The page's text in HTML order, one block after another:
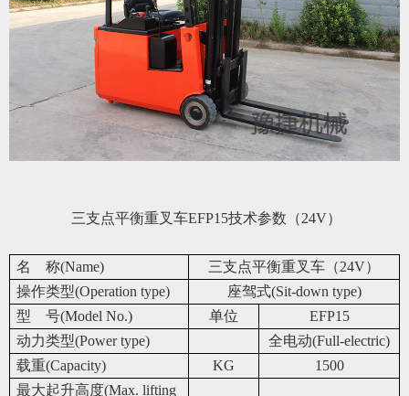
三支点平衡重叉车EFP15技术参数（24V）
名 称(Name)
三支点平衡重叉车（24V）
操作类型(Operation type)
座驾式(Sit-down type)
型 号(Model No.)
单位
EFP15
动力类型(Power type)
全电动(Full-electric)
载重(Capacity)
KG
1500
最大起升高度(Max. lifting